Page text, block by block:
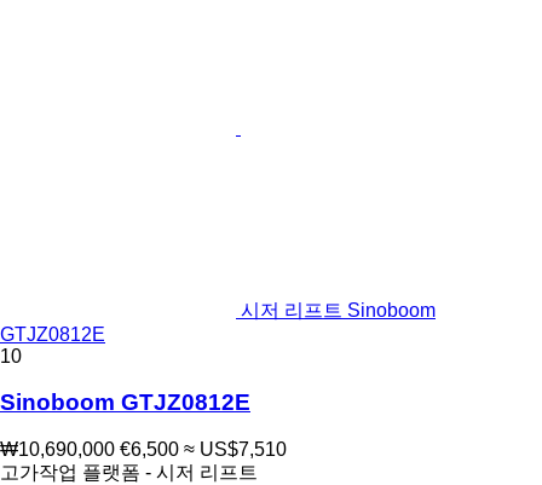
시저 리프트 Sinoboom
GTJZ0812E
10
Sinoboom GTJZ0812E
₩10,690,000 €6,500 ≈ US$7,510
고가작업 플랫폼 - 시저 리프트